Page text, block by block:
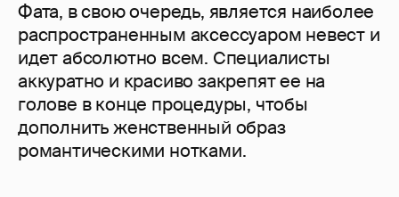
Фата, в свою очередь, является наиболее
распространенным аксессуаром невест и
идет абсолютно всем. Специалисты
аккуратно и красиво закрепят ее на
голове в конце процедуры, чтобы
дополнить женственный образ
романтическими нотками.